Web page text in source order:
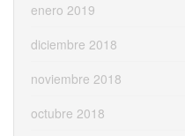
enero 2019
diciembre 2018
noviembre 2018
octubre 2018